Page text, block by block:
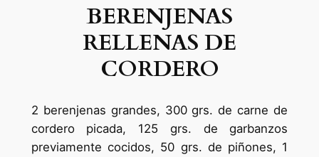
BERENJENAS
RELLENAS DE
CORDERO
2 berenjenas grandes, 300 grs. de carne de
cordero picada, 125 grs. de garbanzos
previamente cocidos, 50 grs. de piñones, 1